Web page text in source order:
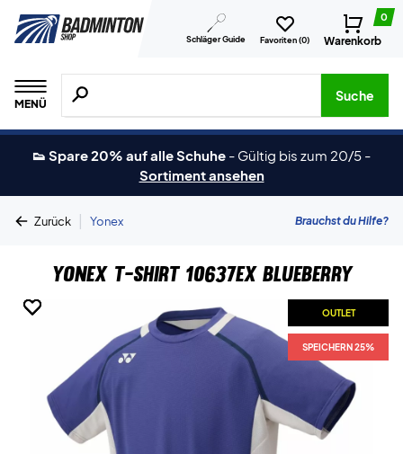
Schläger Guide Favoriten (0)
0
Warenkorb
MENÜ
Suche nach Produkten, Marken usw.
Suche
👟 Spare 20% auf alle Schuhe - Gültig bis zum 20/5 -
Sortiment ansehen
Zurück | Yonex Brauchst du Hilfe?
Yonex T-shirt 10637EX Blueberry
OUTLET
SPEICHERN 25%
OUTLET
SPEICHERN 25%
OUTLET
SPEICHERN 25%
OUTLET
SPEICHERN 25%